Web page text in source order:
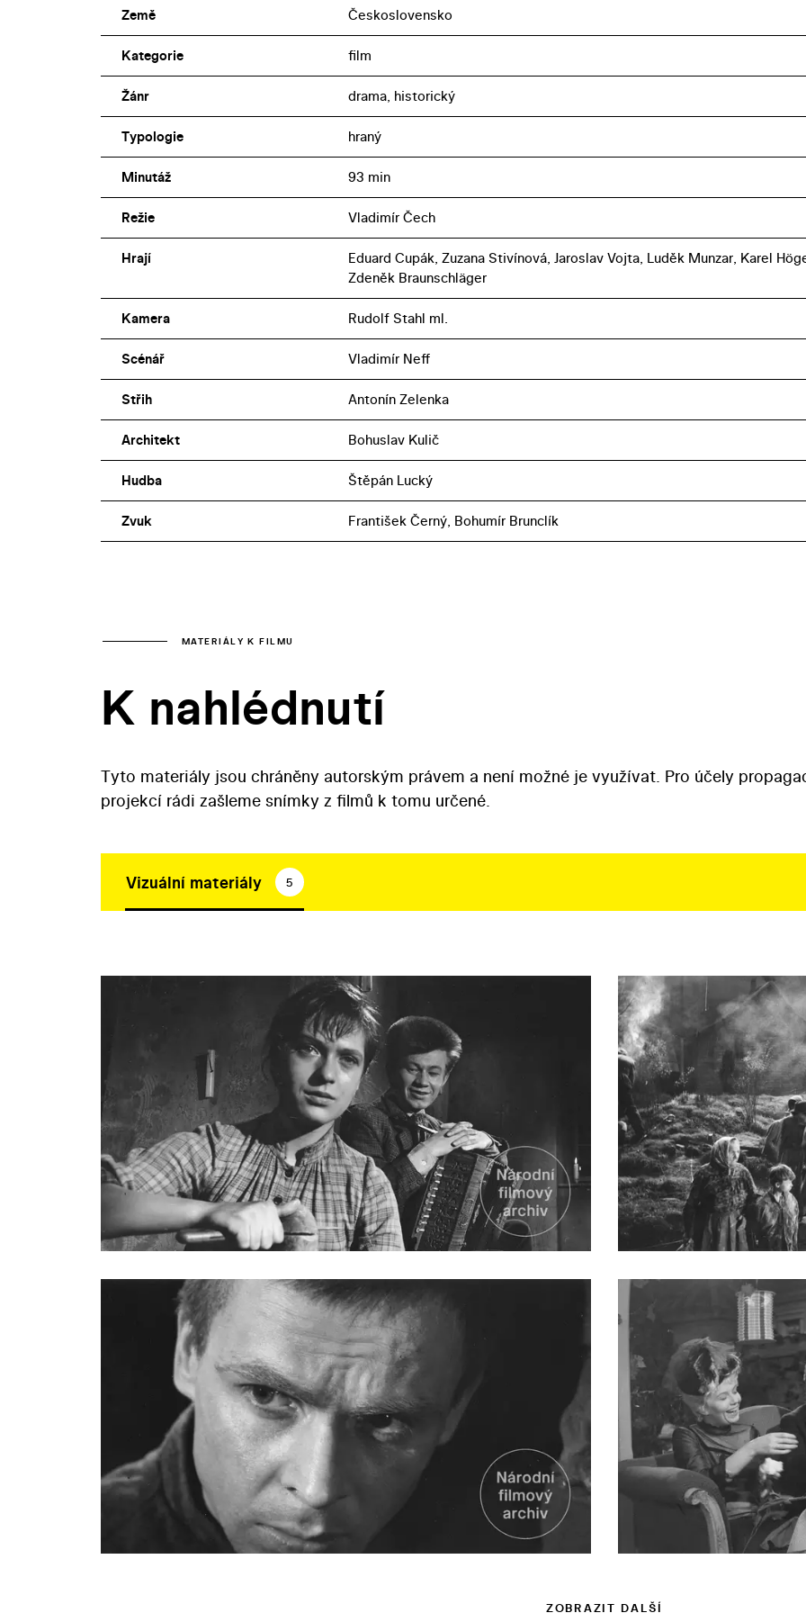
Země Československo
Kategorie film
Žánr drama, historický
Typologie hraný
Minutáž 93 min
Režie Vladimír Čech
Hrají
Eduard Cupák, Zuzana Stivínová, Jaroslav Vojta, Luděk Munzar, Karel
Zdeněk Braunschläger
Kamera Rudolf Stahl ml.
Scénář Vladimír Neff
Střih Antonín Zelenka
Architekt Bohuslav Kulič
Hudba Štěpán Lucký
Zvuk František Černý, Bohumír Brunclík
MATERIÁLY K FILMU
K nahlédnutí
Tyto materiály jsou chráněny autorským právem a není možné je využívat. Pro účely
projekcí rádi zašleme snímky z filmů k tomu určené.
Vizuální materiály 5
ZOBRAZIT DALŠÍ